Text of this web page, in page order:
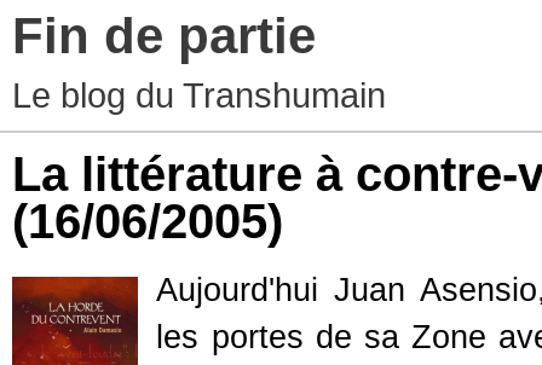
Fin de partie
Le blog du Transhumain
La littérature à contre-
(16/06/2005)
Aujourd'hui Juan
les portes de sa Zone